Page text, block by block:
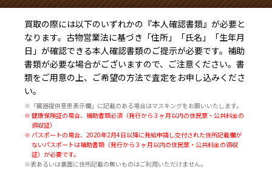
買取の際には以下のいずれかの『本人確認書類』が必要と
なります。古物営業法に基づき 「住所」「氏名」「生年月
日」が確認できる本人確認書類のご提示が必要です。補助
書類が必要な場合がございますので、ご注意ください。書
類をご用意の上、ご希望の方法で査定をお申し込みくださ
い。
※「臓器提供意思表示欄」に記載のある場合はマスキングをお願いいたします。
※ 健康保険証の場合、補助書類必須（発行から３ヶ月以内の住民票・公共料金の
領収証）
※ パスポートの場合、2020年2月4日以降に発給申請し交付された住所記載欄が
ないパスポートは補助書類（発行から３ヶ月以内の住民票・公共料金の領収
証）が必要です。
※表あるいは裏面に住所記載の無いものはご利用いただけません。